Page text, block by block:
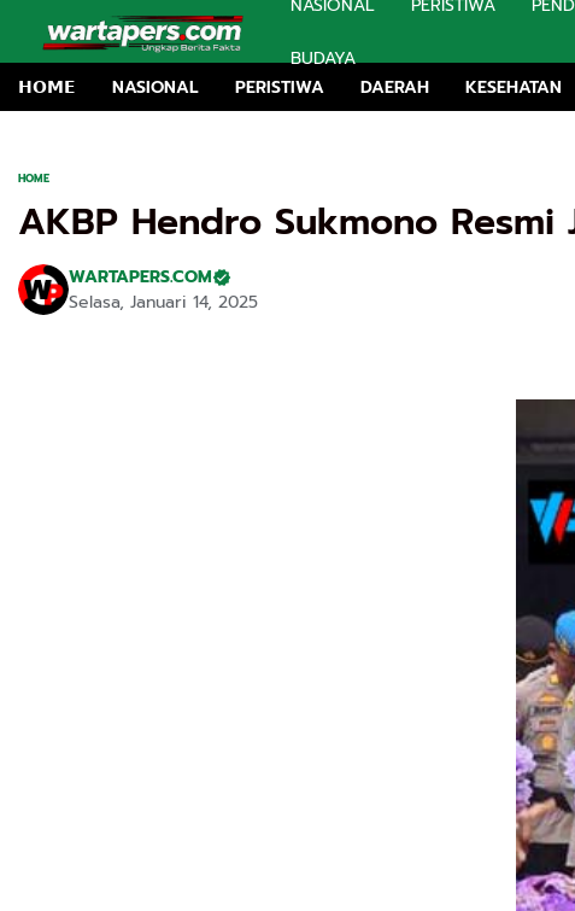
BUDAYA
𝗛𝗢𝗠𝗘
NASIONAL PERISTIWA DAERAH KESEHATAN
HOME
AKBP Hendro Sukmono
WARTAPERS.COM
Selasa, Januari 14, 2025